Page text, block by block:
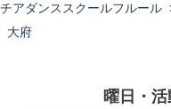
チアダンススクールフルール
大府
曜日・